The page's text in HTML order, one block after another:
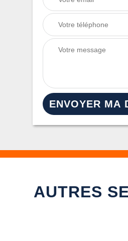
AUTRES